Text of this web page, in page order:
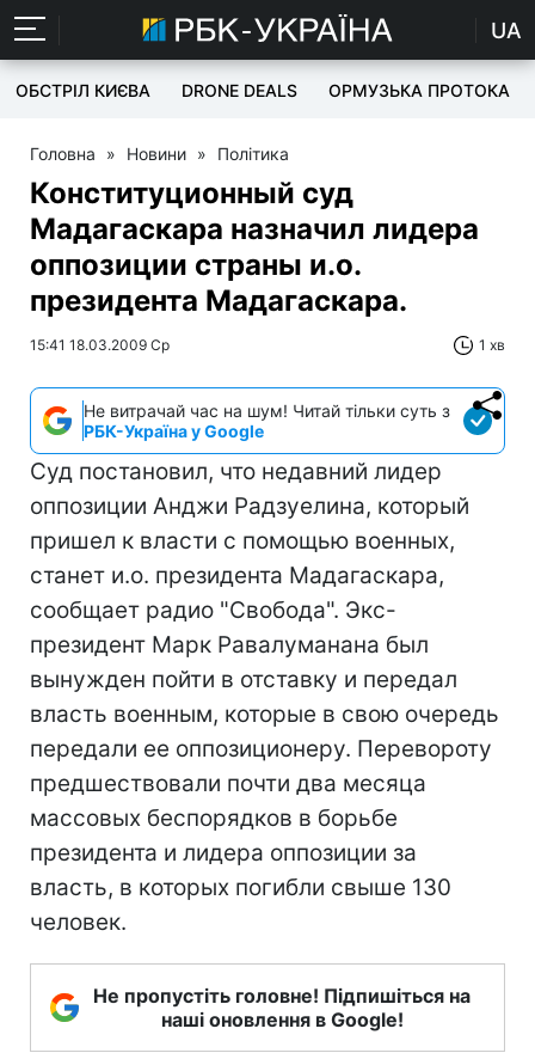
UA
ОБСТРІЛ КИЄВА DRONE DEALS ОРМУЗЬКА ПРОТОКА
Головна » Новини » Політика
Конституционный суд
Мадагаскара назначил лидера
оппозиции страны и.о.
президента Мадагаскара.
15:41 18.03.2009 Ср 1 хв
Не витрачай час на шум! Читай тільки суть з
РБК-Україна у Google
Суд постановил, что недавний лидер
оппозиции Анджи Радзуелина, который
пришел к власти с помощью военных,
станет и.о. президента Мадагаскара,
сообщает радио "Свобода". Экс-
президент Марк Равалуманана был
вынужден пойти в отставку и передал
власть военным, которые в свою очередь
передали ее оппозиционеру. Перевороту
предшествовали почти два месяца
массовых беспорядков в борьбе
президента и лидера оппозиции за
власть, в которых погибли свыше 130
человек.
Не пропустіть головне! Підпишіться на
наші оновлення в Google!